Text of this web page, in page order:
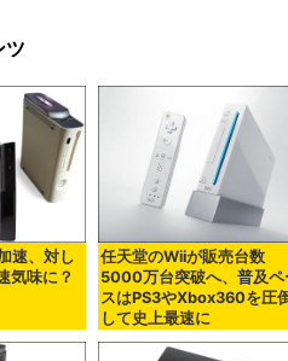
ツ
速、対し
気味に？
任天堂のWiiが販売台数
5000万台突破へ、普及ペ
スはPS3やXbox360を圧
して史上最速に